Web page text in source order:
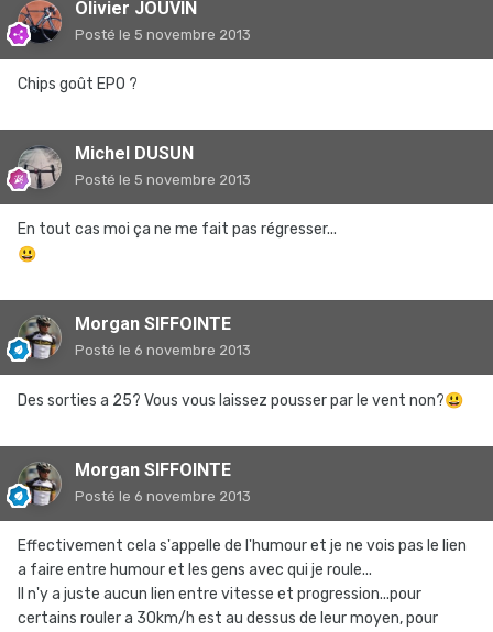
Olivier JOUVIN
Posté le 5 novembre 2013
Chips goût EPO ?
Michel DUSUN
Posté le 5 novembre 2013
En tout cas moi ça ne me fait pas régresser...
😃
Morgan SIFFOINTE
Posté le 6 novembre 2013
Des sorties a 25? Vous vous laissez pousser par le vent non?😃
Morgan SIFFOINTE
Posté le 6 novembre 2013
Effectivement cela s'appelle de l'humour et je ne vois pas le lien
a faire entre humour et les gens avec qui je roule...
Il n'y a juste aucun lien entre vitesse et progression...pour
certains rouler a 30km/h est au dessus de leur moyen, pour